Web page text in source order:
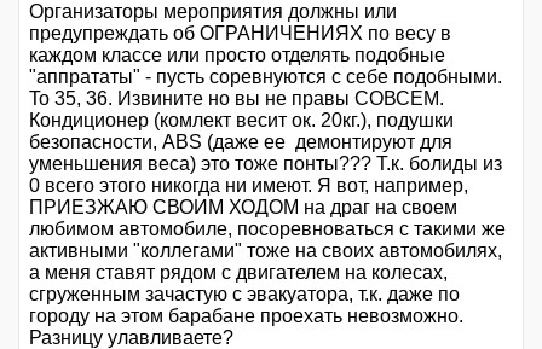
Организаторы мероприятия должны или
предупреждать об ОГРАНИЧЕНИЯХ по весу в
каждом классе или просто отделять подобные
"аппрататы" - пусть соревнуются с себе подобными.
To 35, 36. Извините но вы не правы СОВСЕМ.
Кондиционер (комлект весит ок. 20кг.), подушки
безопасности, ABS (даже ее демонтируют для
уменьшения веса) это тоже понты??? Т.к. болиды из
0 всего этого никогда ни имеют. Я вот, например,
ПРИЕЗЖАЮ СВОИМ ХОДОМ на драг на своем
любимом автомобиле, посоревноваться с такими же
активными "коллегами" тоже на своих автомобилях,
а меня ставят рядом с двигателем на колесах,
сгруженным зачастую с эвакуатора, т.к. даже по
городу на этом барабане проехать невозможно.
Разницу улавливаете?